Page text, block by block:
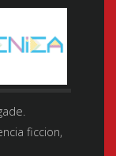
ficcion,